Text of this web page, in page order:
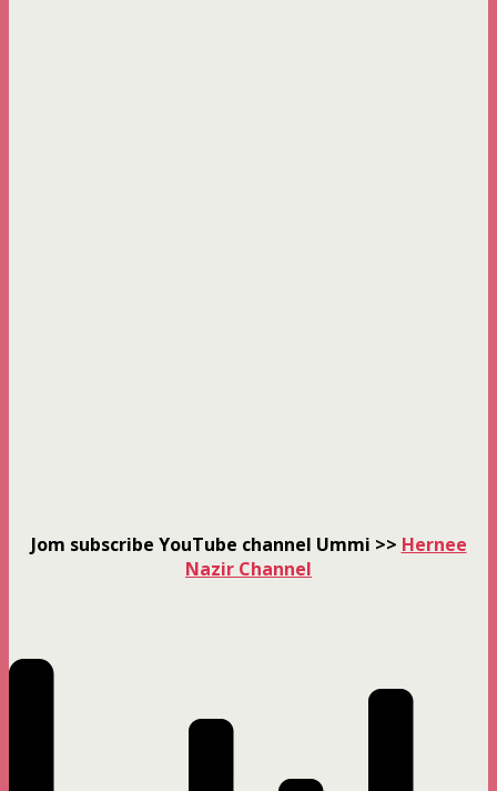
Jom subscribe YouTube channel Ummi >> Hernee
Nazir Channel